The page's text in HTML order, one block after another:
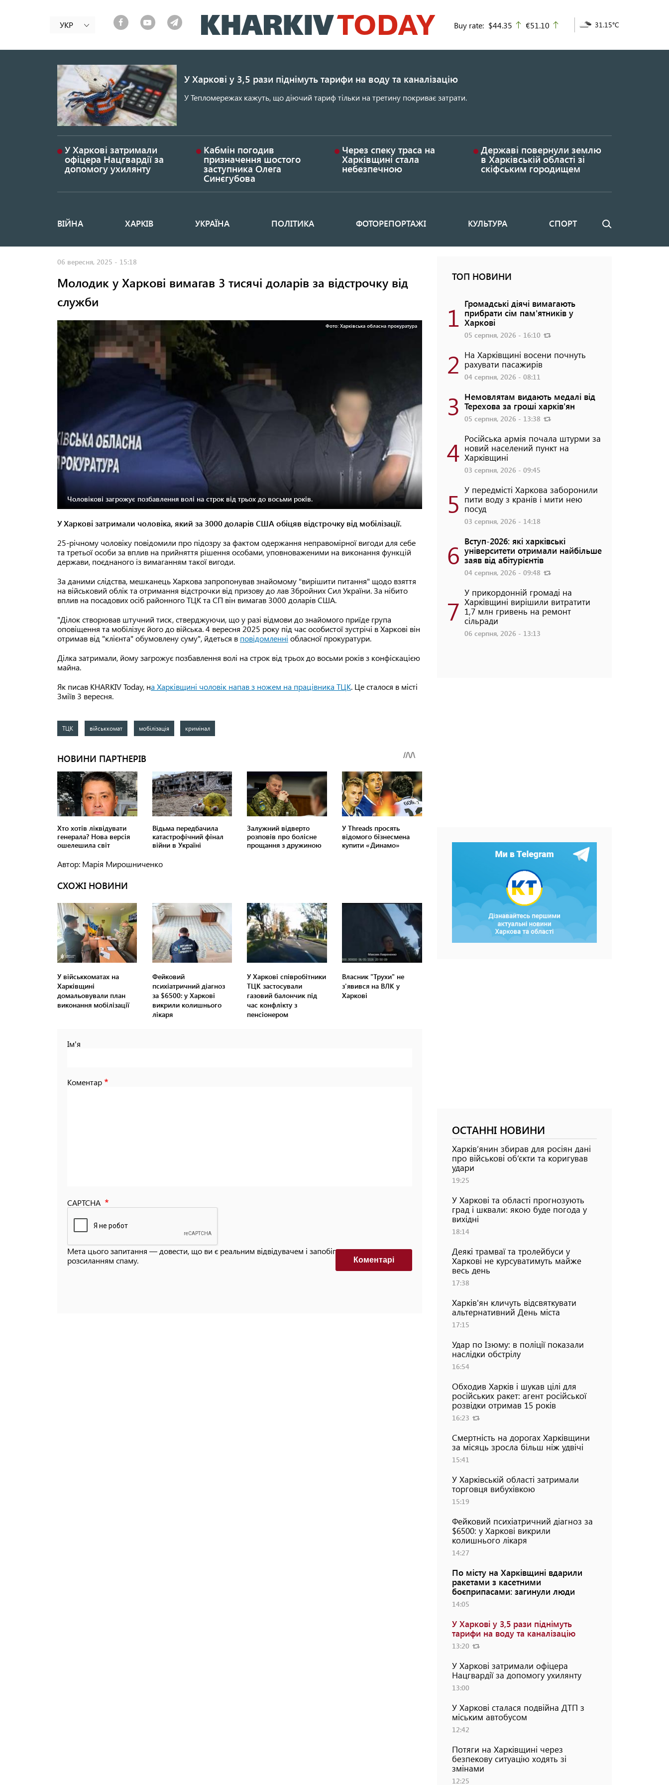
до
основного
УКР Buy rate: $44.35 up
€51.10 31.15°C
У Харкові у 3,5 рази піднімуть тарифи на воду та каналізацію
У Тепломережах кажуть, що діючий тариф тільки на третину покриває затрати.
У Харкові затримали
офіцера Нацгвардії за
допомогу ухилянту
Кабмін погодив
призначення шостого
заступника Олега
Синєгубова
Через спеку траса на
Харківщині стала
небезпечною
Державі повернули землю
в Харківській області зі
скіфським городищем
Основная
ВІЙНА ХАРКІВ УКРАЇНА ПОЛІТИКА ФОТОРЕПОРТАЖІ КУЛЬТУРА СПОРТ Пошук
06 вересня, 2025 - 15:18
Молодик у Харкові вимагав 3 тисячі доларів за відстрочку від
служби
Фото: Харківська обласна прокуратура
Чоловікові загрожує позбавлення волі на строк від трьох до восьми років.
У Харкові затримали чоловіка, який за 3000 доларів США обіцяв відстрочку від мобілізації.
25-річному чоловіку повідомили про підозру за фактом одержання неправомірної вигоди для себе
та третьої особи за вплив на прийняття рішення особами, уповноваженими на виконання функцій
держави, поєднаного із вимаганням такої вигоди.
За даними слідства, мешканець Харкова запропонував знайомому "вирішити питання" щодо взяття
на військовий облік та отримання відстрочки від призову до лав Збройних Сил України. За нібито
вплив на посадових осіб районного ТЦК та СП він вимагав 3000 доларів США.
"Ділок створював штучний тиск, стверджуючи, що у разі відмови до знайомого приїде група
оповіщення та мобілізує його до війська. 4 вересня 2025 року під час особистої зустрічі в Харкові він
отримав від "клієнта" обумовлену суму", йдеться в повідомленні обласної прокуратури.
Ділка затримали, йому загрожує позбавлення волі на строк від трьох до восьми років з конфіскацією
майна.
Як писав KHARKIV Today, на Харківщині чоловік напав з ножем на працівника ТЦК. Це сталося в місті
Зміїв 3 вересня.
ТЦК військкомат мобілізація кримінал
Автор: Марія Мирошниченко
СХОЖІ НОВИНИ
У військкоматах на
Харківщині
домальовували план
виконання мобілізації
Фейковий
психіатричний діагноз
за $6500: у Харкові
викрили колишнього
лікаря
У Харкові співробітники
ТЦК застосували
газовий балончик під
час конфлікту з
пенсіонером
Власник "Трухи" не
з'явився на ВЛК у
Харкові
Ім'я
Коментар
CAPTCHA
Мета цього запитання — довести, що ви є реальним відвідувачем і запобігти автоматизованим
розсиланням спаму.
Коментарi
ТОП НОВИНИ
1 Громадські діячі вимагають
прибрати сім пам'ятників у
Харкові
05 серпня, 2026 - 16:10
2 На Харківщині восени почнуть
рахувати пасажирів
04 серпня, 2026 - 08:11
3 Немовлятам видають медалі від
Терехова за гроші харків'ян
05 серпня, 2026 - 13:38
4 Російська армія почала штурми за
новий населений пункт на
Харківщині
03 серпня, 2026 - 09:45
5 У передмісті Харкова заборонили
пити воду з кранів і мити нею
посуд
03 серпня, 2026 - 14:18
6 Вступ-2026: які харківські
університети отримали найбільше
заяв від абітурієнтів
04 серпня, 2026 - 09:48
7
У прикордонній громаді на
Харківщині вирішили витратити
1,7 млн гривень на ремонт
сільради
06 серпня, 2026 - 13:13
ОСТАННІ НОВИНИ
Харків’янин збирав для росіян дані
про військові об’єкти та коригував
удари
19:25
У Харкові та області прогнозують
град і шквали: якою буде погода у
вихідні
18:14
Деякі трамваї та тролейбуси у
Харкові не курсуватимуть майже
весь день
17:38
Харків'ян кличуть відсвяткувати
альтернативний День міста
17:15
Удар по Ізюму: в поліції показали
наслідки обстрілу
16:54
Обходив Харків і шукав цілі для
російських ракет: агент російської
розвідки отримав 15 років
16:23
Смертність на дорогах Харківщини
за місяць зросла більш ніж удвічі
15:41
У Харківській області затримали
торговця вибухівкою
15:19
Фейковий психіатричний діагноз за
$6500: у Харкові викрили
колишнього лікаря
14:27
По місту на Харківщині вдарили
ракетами з касетними
боєприпасами: загинули люди
14:05
У Харкові у 3,5 рази піднімуть
тарифи на воду та каналізацію
13:20
У Харкові затримали офіцера
Нацгвардії за допомогу ухилянту
13:00
У Харкові сталася подвійна ДТП з
міським автобусом
12:42
Потяги на Харківщині через
безпекову ситуацію ходять зі
змінами
12:25